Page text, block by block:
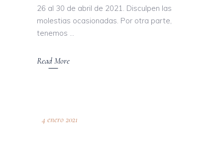
26 al 30 de abril de 2021. Disculpen las
molestias ocasionadas. Por otra parte,
tenemos
Read More
4 enero 2021